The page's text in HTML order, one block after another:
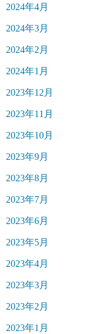
2024年4月
2024年3月
2024年2月
2024年1月
2023年12月
2023年11月
2023年10月
2023年9月
2023年8月
2023年7月
2023年6月
2023年5月
2023年4月
2023年3月
2023年2月
2023年1月